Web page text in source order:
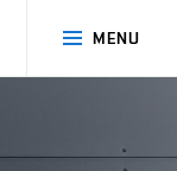
MENU